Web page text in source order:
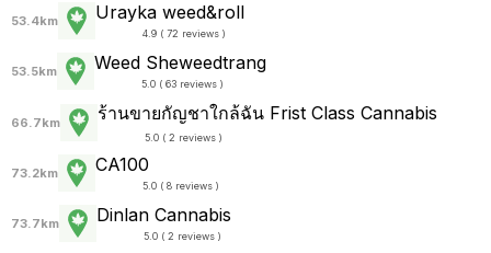
53.4km Urayka weed&roll
4.9 ( 72 reviews )
53.5km Weed Sheweedtrang
5.0 ( 63 reviews )
66.7km ร้านขายกัญชาใกล้ฉัน Frist Class Cannabis
5.0 ( 2 reviews )
73.2km CA100
5.0 ( 8 reviews )
73.7km Dinlan Cannabis
5.0 ( 2 reviews )